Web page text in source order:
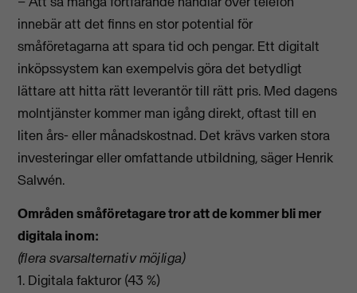
innebär att det finns en stor potential för
småföretagarna att spara tid och pengar. Ett digitalt
inköpssystem kan exempelvis göra det betydligt
lättare att hitta rätt leverantör till rätt pris. Med dagens
molntjänster kommer man igång direkt, oftast till en
liten års- eller månadskostnad. Det krävs varken stora
investeringar eller omfattande utbildning, säger Henrik
Salwén.
Områden småföretagare tror att de kommer bli mer
digitala inom:
(flera svarsalternativ möjliga)
1. Digitala fakturor (43 %)